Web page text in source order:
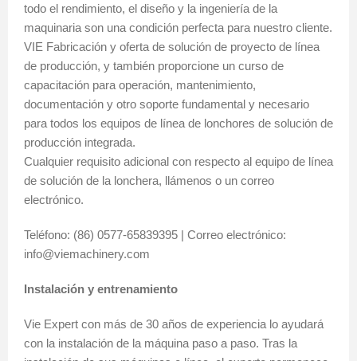
todo el rendimiento, el diseño y la ingeniería de la
maquinaria son una condición perfecta para nuestro cliente.
VIE Fabricación y oferta de solución de proyecto de línea
de producción, y también proporcione un curso de
capacitación para operación, mantenimiento,
documentación y otro soporte fundamental y necesario
para todos los equipos de línea de lonchores de solución de
producción integrada.
Cualquier requisito adicional con respecto al equipo de línea
de solución de la lonchera, llámenos o un correo
electrónico.
Teléfono: (86) 0577-65839395 | Correo electrónico:
info@viemachinery.com
Instalación y entrenamiento
Vie Expert con más de 30 años de experiencia lo ayudará
con la instalación de la máquina paso a paso. Tras la